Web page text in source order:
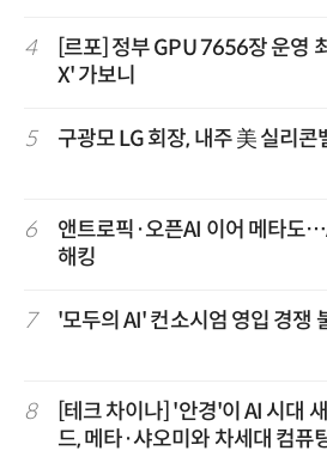
4
[르포] 정부 GPU 7656장 운영
X' 가보니
5 구광모 LG 회장, 내주 美 실리
6
앤트로픽·오픈AI 이어 메타도
해킹
7 '모두의 AI' 컨소시엄 영입 경쟁
8
[테크 차이나] '안경'이 AI 시대
드, 메타·샤오미와 차세대 컴퓨